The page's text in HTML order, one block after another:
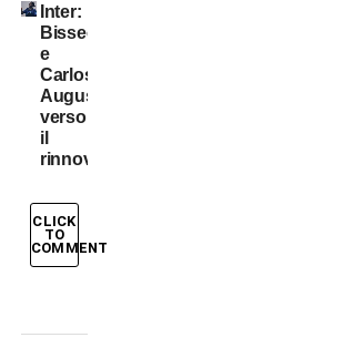
Inter:
Bisseck
e
Carlos
Augusto
verso
il
rinnovo
CLICK
TO
COMMENT